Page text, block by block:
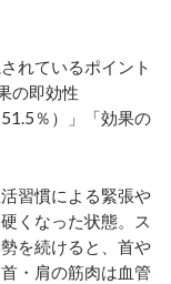
れているポイント
の即効性
％）」「効果の
習慣による緊張や
くなった状態。ス
を続けると、首や
・肩の筋肉は血管